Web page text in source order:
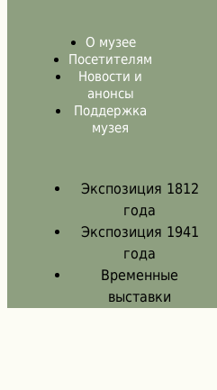
О музее
Посетителям
Новости и
анонсы
Поддержка
музея
Экспозиция 1812
года
Экспозиция 1941
года
Временные
выставки